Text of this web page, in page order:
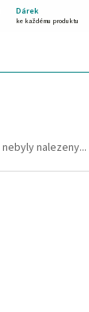
Dárek
ke každému produktu
nebyly nalezeny...